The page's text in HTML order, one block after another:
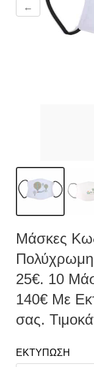
←
Μάσκες
25€. 10
140€ Mε
σας.
ΕΚΤΥΠΩΣΗ